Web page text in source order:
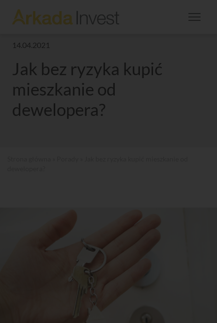
14.04.2021
Jak bez ryzyka kupić
mieszkanie od
dewelopera?